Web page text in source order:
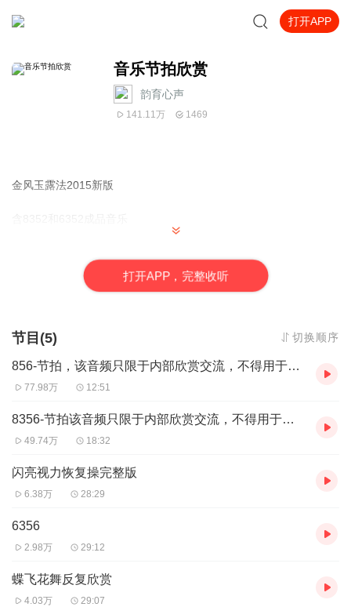
打开APP
音乐节拍欣赏
韵育心声
141.11万 1469
金风玉露法2015新版
打开APP，完整收听
节目(5) 切换顺序
856-节拍，该音频只限于内部欣赏交流，不得用于商业活动及有偿传播
77.98万 12:51
8356-节拍该音频只限于内部欣赏交流，不得用于商业活动。
49.74万 18:32
闪亮视力恢复操完整版
6.38万 28:29
6356
2.98万 29:12
蝶飞花舞反复欣赏
4.03万 29:07